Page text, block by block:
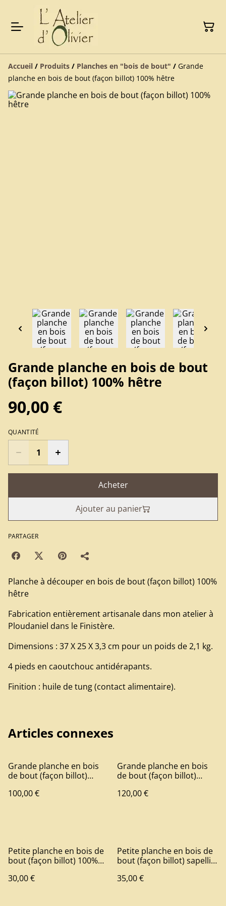
Accueil / Produits / Planches en "bois de bout" / Grande
planche en bois de bout (façon billot) 100% hêtre
Grande planche en bois de bout
(façon billot) 100% hêtre
90,00 €
QUANTITÉ
Acheter
Ajouter au panier
PARTAGER
Planche à découper en bois de bout (façon billot) 100%
hêtre
Fabrication entièrement artisanale dans mon atelier à
Ploudaniel dans le Finistère.
Dimensions : 37 X 25 X 3,3 cm pour un poids de 2,1 kg.
4 pieds en caoutchouc antidérapants.
Finition : huile de tung (contact alimentaire).
Articles connexes
Grande planche en bois
de bout (façon billot)
100,00 €
Grande planche en bois
de bout (façon billot)
hêtre
120,00 €
Petite planche en bois de
bout (façon billot) 100%
30,00 €
Petite planche en bois de
bout (façon billot) sapelli
35,00 €